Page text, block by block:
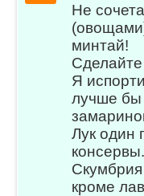
Не
минтай!
Я
лучше бы
Лук один
консервы.
кроме